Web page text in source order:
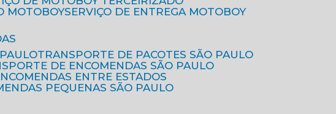
MOTOBOY
SERVIÇO DE ENTREGA MOTOBOY
TRANSPORTE DE PACOTES SÃO PAULO
DE ENCOMENDAS SÃO PAULO
ENTRE ESTADOS
PEQUENAS SÃO PAULO